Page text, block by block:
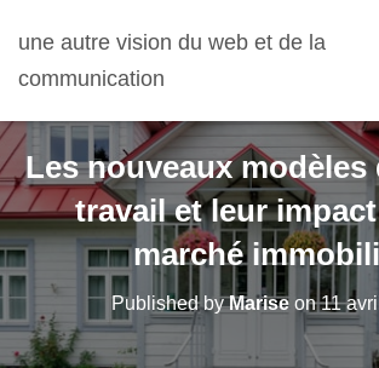
une autre vision du web et de la
communication
Les nouveaux modèles
travail et leur
marché
Published byMarise on11